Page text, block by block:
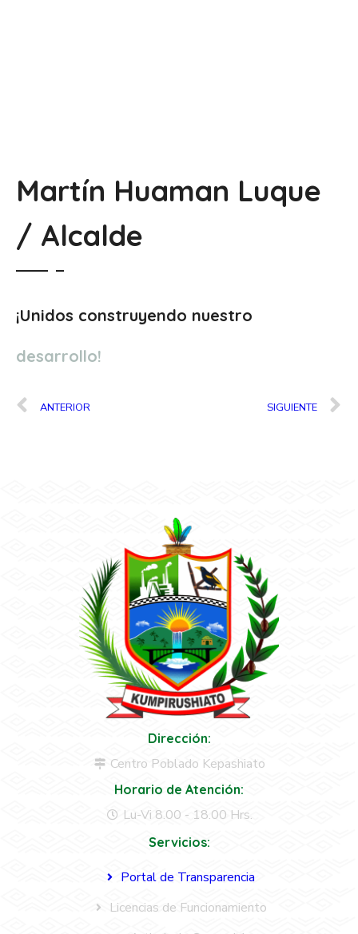
Martín Huaman Luque
/ Alcalde
¡Unidos construyendo nuestro
desarrollo!
ANTERIOR SIGUIENTE
Dirección:
Centro Poblado Kepashiato
Horario de Atención:
Lu-Vi 8.00 - 18.00 Hrs.
Servicios:
Portal de Transparencia
Licencias de Funcionamiento